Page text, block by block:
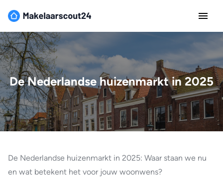
De Nederlandse huizenmarkt in 2025
De Nederlandse huizenmarkt in 2025: Waar staan we nu
en wat betekent het voor jouw woonwens?